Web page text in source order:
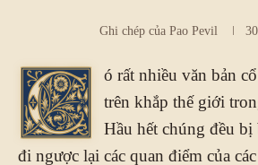
Ghi chép của Pao Pevil
C
ó rất nhiều văn bản
trên khắp thế giới
Hầu hết chúng đều
đi ngược lại các quan điểm của